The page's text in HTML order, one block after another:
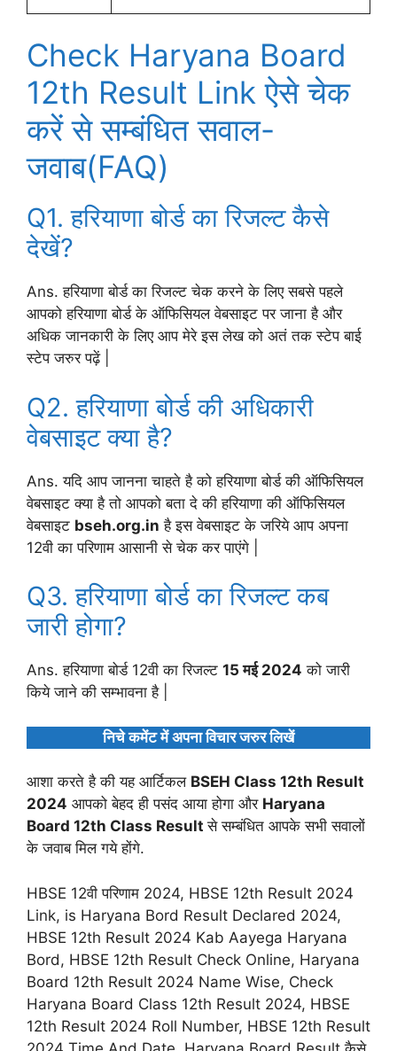
Check Haryana Board
12th Result Link ऐसे चेक
करें से सम्बंधित सवाल-
जवाब(FAQ)
Q1. हरियाणा बोर्ड का रिजल्ट कैसे
देखें?
Ans. हरियाणा बोर्ड का रिजल्ट चेक करने के लिए सबसे पहले
आपको हरियाणा बोर्ड के ऑफिसियल वेबसाइट पर जाना है और
अधिक जानकारी के लिए आप मेरे इस लेख को अतं तक स्टेप बाई
स्टेप जरुर पढ़ें |
Q2. हरियाणा बोर्ड की अधिकारी
वेबसाइट क्या है?
Ans. यदि आप जानना चाहते है को हरियाणा बोर्ड की ऑफिसियल
वेबसाइट क्या है तो आपको बता दे की हरियाणा की ऑफिसियल
वेबसाइट bseh.org.in है इस वेबसाइट के जरिये आप अपना
12वी का परिणाम आसानी से चेक कर पाएंगे |
Q3. हरियाणा बोर्ड का रिजल्ट कब
जारी होगा?
Ans. हरियाणा बोर्ड 12वी का रिजल्ट 15 मई 2024 को जारी
किये जाने की सम्भावना है |
निचे कमेंट में अपना विचार जरुर लिखें
आशा करते है की यह आर्टिकल BSEH Class 12th Result
2024 आपको बेहद ही पसंद आया होगा और Haryana
Board 12th Class Resultसे सम्बंधित आपके सभी सवालों
के जवाब मिल गये होंगे.
HBSE 12वी परिणाम 2024, HBSE 12th Result 2024
Link, is Haryana Bord Result Declared 2024,
HBSE 12th Result 2024 Kab Aayega Haryana
Bord, HBSE 12th Result Check Online, Haryana
Board 12th Result 2024 Name Wise, Check
Haryana Board Class 12th Result 2024, HBSE
12th Result 2024 Roll Number, HBSE 12th Result